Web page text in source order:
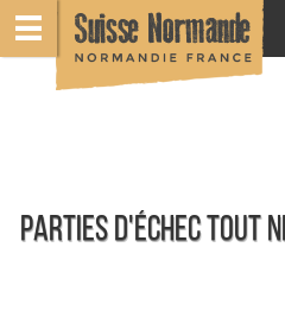
PARTIES D'ÉCHEC TOUT